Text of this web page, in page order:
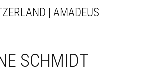
| AMADEUS
SCHMIDT